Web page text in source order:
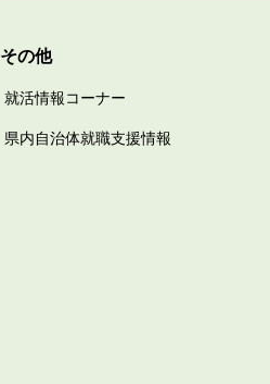
その他
就活情報コーナー
県内自治体就職支援情報